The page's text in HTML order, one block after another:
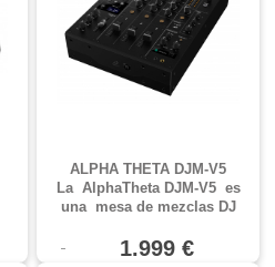
ALPHA THETA DJM-V5
La AlphaTheta DJM‑V5 es
una mesa de mezclas DJ
ideal para DJs que buscan
1.999 €